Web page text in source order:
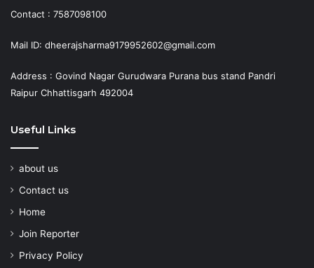
Contact : 7587098100
Mail ID: dheerajsharma9179952602@gmail.com
Address : Govind Nagar Gurudwara Purana bus stand Pandri
Raipur Chhattisgarh 492004
Useful Links
about us
Contact us
Home
Join Reporter
Privacy Policy